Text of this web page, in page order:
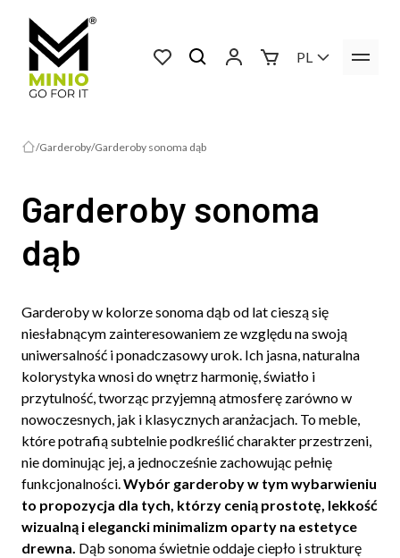
PL
Garderoby Garderoby sonoma dąb
Garderoby sonoma
dąb
Garderoby w kolorze sonoma dąb od lat cieszą się
niesłabnącym zainteresowaniem ze względu na swoją
uniwersalność i ponadczasowy urok. Ich jasna, naturalna
kolorystyka wnosi do wnętrz harmonię, światło i
przytulność, tworząc przyjemną atmosferę zarówno w
nowoczesnych, jak i klasycznych aranżacjach. To meble,
które potrafią subtelnie podkreślić charakter przestrzeni,
nie dominując jej, a jednocześnie zachowując pełnię
funkcjonalności.Wybór garderoby w tym wybarwieniu
to propozycja dla tych, którzy cenią prostotę, lekkość
wizualną i elegancki minimalizm oparty na estetyce
drewna. Dąb sonoma świetnie oddaje ciepło i strukturę